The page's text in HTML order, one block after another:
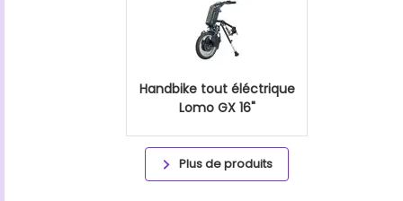
Handbike tout éléctrique
Lomo GX 16"
Plus de produits